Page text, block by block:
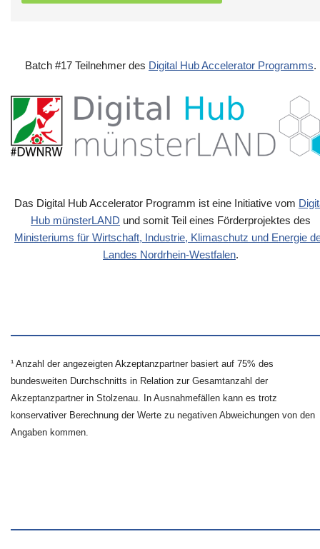
Batch #17 Teilnehmer des Digital Hub Accelerator Programms.
Das Digital Hub Accelerator Programm ist eine Initiative vom
Hub münsterLAND und somit Teil eines Förderprojektes des
Ministeriums für Wirtschaft, Industrie, Klimaschutz und Energie
Landes Nordrhein-Westfalen.
¹ Anzahl der angezeigten Akzeptanzpartner basiert auf 75% des
bundesweiten Durchschnitts in Relation zur Gesamtanzahl der
Akzeptanzpartner in Stolzenau. In Ausnahmefällen kann es trotz
konservativer Berechnung der Werte zu negativen Abweichungen von den
Angaben kommen.